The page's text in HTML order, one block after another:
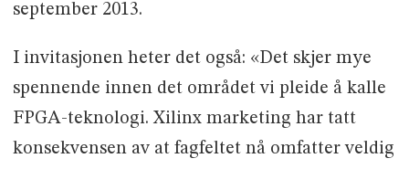
september 2013.
I invitasjonen heter det også: «Det skjer mye
spennende innen det området vi pleide å kalle
FPGA-teknologi. Xilinx marketing har tatt
konsekvensen av at fagfeltet nå omfatter veldig